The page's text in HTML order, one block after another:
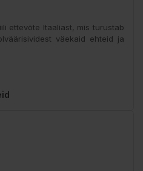
ettevõte Itaaliast, mis turustab
väekaid ehteid ja